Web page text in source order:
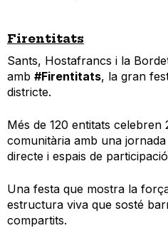
Firentitats
Sants, Hostafrancs i la
amb #Firentitats, la gran
districte.
Més de 120 entitats celebren
comunitària amb una
directe i espais de
Una festa que mostra la
estructura viva que sosté
compartits.